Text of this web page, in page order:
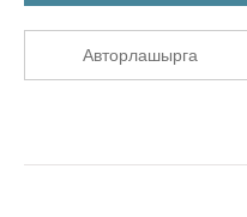
Авторлашырга